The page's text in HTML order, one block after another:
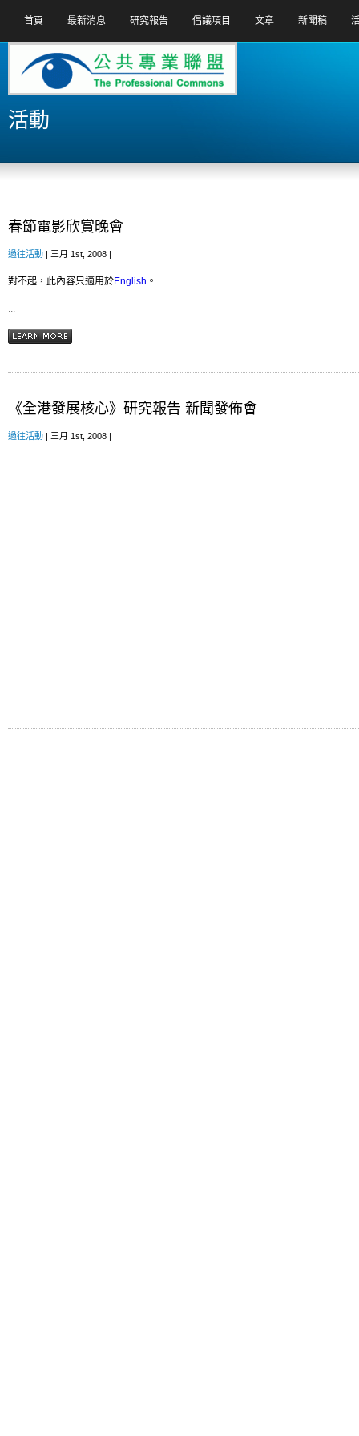
首頁 最新消息 研究報告 倡議項目 文章 新聞稿
活動
春節電影欣賞晚會
過往活動 | 三月 1st, 2008 |
對不起，此內容只適用於English 。
...
《全港發展核心》研究報告 新聞發佈會
過往活動 | 三月 1st, 2008 |